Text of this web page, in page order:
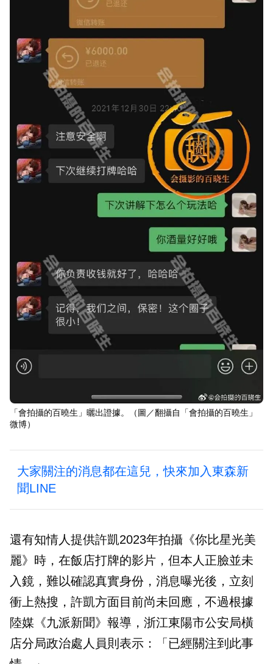
「會拍攝的百曉生」曬出證據。（圖／翻攝自「會拍攝的百曉生」
微博）
大家關注的消息都在這兒，快來加入東森新
聞LINE
還有知情人提供許凱2023年拍攝《你比星光美
麗》時，在飯店打牌的影片，但本人正臉並未
入鏡，難以確認真實身份，消息曝光後，立刻
衝上熱搜，許凱方面目前尚未回應，不過根據
陸媒《九派新聞》報導，浙江東陽市公安局橫
店分局政治處人員則表示：「已經關注到此事